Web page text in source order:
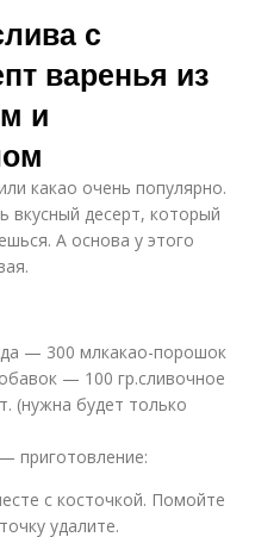
с
варенья из
и
какао очень популярно.
вкусный десерт, который
А основа у этого
— 300 млкакао-порошок
— 100 гр.сливочное
(нужна будет только
приготовление:
с косточкой. Помойте
удалите.